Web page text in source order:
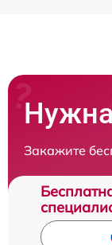
Закажите